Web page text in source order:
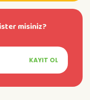
misiniz?
KAYIT OL